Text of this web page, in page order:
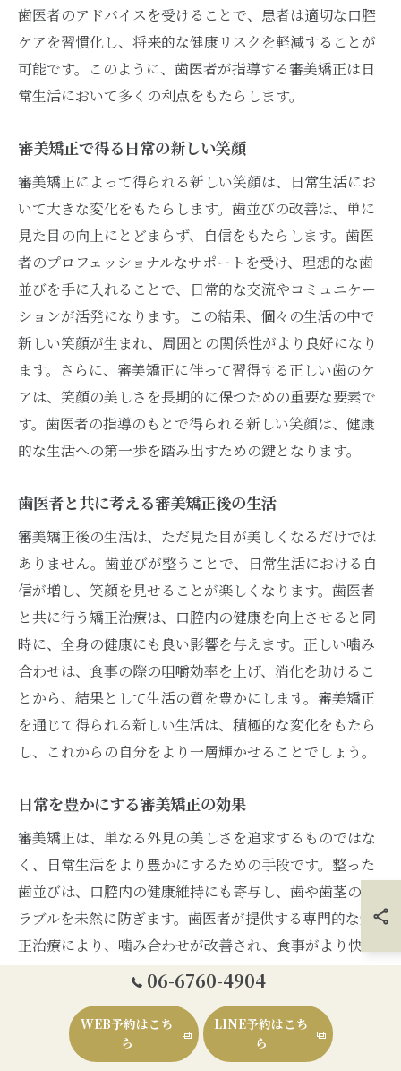
歯医者のアドバイスを受けることで、患者は適切な口腔
ケアを習慣化し、将来的な健康リスクを軽減することが
可能です。このように、歯医者が指導する審美矯正は日
常生活において多くの利点をもたらします。
審美矯正で得る日常の新しい笑顔
審美矯正によって得られる新しい笑顔は、日常生活にお
いて大きな変化をもたらします。歯並びの改善は、単に
見た目の向上にとどまらず、自信をもたらします。歯医
者のプロフェッショナルなサポートを受け、理想的な歯
並びを手に入れることで、日常的な交流やコミュニケー
ションが活発になります。この結果、個々の生活の中で
新しい笑顔が生まれ、周囲との関係性がより良好になり
ます。さらに、審美矯正に伴って習得する正しい歯のケ
アは、笑顔の美しさを長期的に保つための重要な要素で
す。歯医者の指導のもとで得られる新しい笑顔は、健康
的な生活への第一歩を踏み出すための鍵となります。
歯医者と共に考える審美矯正後の生活
審美矯正後の生活は、ただ見た目が美しくなるだけでは
ありません。歯並びが整うことで、日常生活における自
信が増し、笑顔を見せることが楽しくなります。歯医者
と共に行う矯正治療は、口腔内の健康を向上させると同
時に、全身の健康にも良い影響を与えます。正しい噛み
合わせは、食事の際の咀嚼効率を上げ、消化を助けるこ
とから、結果として生活の質を豊かにします。審美矯正
を通じて得られる新しい生活は、積極的な変化をもたら
し、これからの自分をより一層輝かせることでしょう。
日常を豊かにする審美矯正の効果
審美矯正は、単なる外見の美しさを追求するものではな
く、日常生活をより豊かにするための手段です。整った
歯並びは、口腔内の健康維持にも寄与し、歯や歯茎のト
ラブルを未然に防ぎます。歯医者が提供する専門的な矯
正治療により、噛み合わせが改善され、食事がより快適
になるだけでなく、発音もクリアになります。これによ
自信も自然とアップします。審美矯正は、見た目の変化
だけでなく、心の健康をもサポートする重要な役割を果
06-6760-4904
WEB予約はこち
ら
LINE予約はこち
ら